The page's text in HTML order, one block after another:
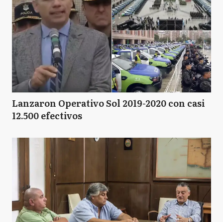
Lanzaron Operativo Sol 2019-2020 con casi
12.500 efectivos